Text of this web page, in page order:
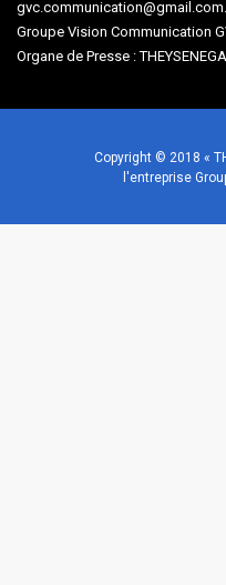
gvc.communication@gmail.com.
Groupe Vision Communication
Organe de Presse :
Copyright © 2018 «
l'entreprise